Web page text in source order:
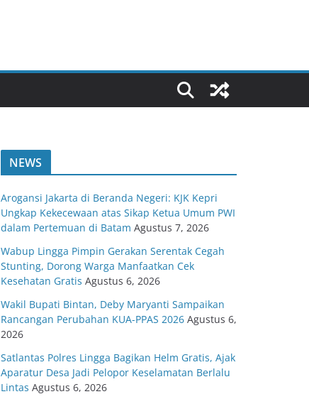
NEWS
Arogansi Jakarta di Beranda Negeri: KJK Kepri
Ungkap Kekecewaan atas Sikap Ketua Umum PWI
dalam Pertemuan di Batam Agustus 7, 2026
Wabup Lingga Pimpin Gerakan Serentak Cegah
Stunting, Dorong Warga Manfaatkan Cek
Kesehatan Gratis Agustus 6, 2026
Wakil Bupati Bintan, Deby Maryanti Sampaikan
Rancangan Perubahan KUA-PPAS 2026 Agustus 6,
2026
Satlantas Polres Lingga Bagikan Helm Gratis, Ajak
Aparatur Desa Jadi Pelopor Keselamatan Berlalu
Lintas Agustus 6, 2026